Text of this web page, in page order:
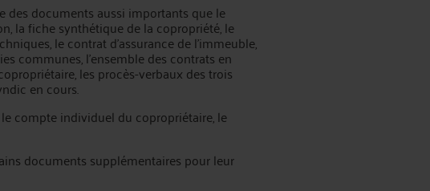
des documents aussi importants que le
la fiche synthétique de la copropriété, le
le contrat d’assurance de l’immeuble,
communes, l’ensemble des contrats en
les procès-verbaux des trois
en cours.
compte individuel du copropriétaire, le
documents supplémentaires pour leur